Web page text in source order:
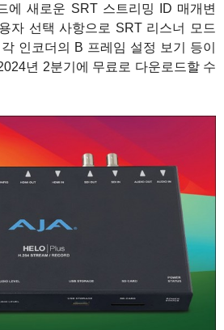
에 새로운 SRT 스트리밍 ID 매개변
자 선택 사항으로 SRT 리스너 모드
인코더의 B 프레임 설정 보기 등이
년 2분기에 무료로 다운로드할 수